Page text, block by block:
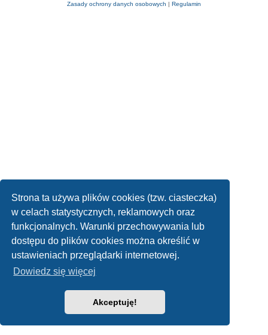
Strona ta używa plików cookies (tzw. ciasteczka)
w celach statystycznych, reklamowych oraz
funkcjonalnych. Warunki przechowywania lub
dostępu do plików cookies można określić w
ustawieniach przeglądarki internetowej.
Dowiedz się więcej
Akceptuję!
Zasady ochrony danych osobowych | Regulamin